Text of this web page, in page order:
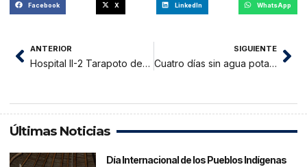
Facebook X LinkedIn WhatsApp
ANTERIOR
Hospital II-2 Tarapoto descarta fallecimiento por dengue tras resultados negativos de laboratorio
SIGUIENTE
Cuatro días sin agua potable afecta a vecinos de varios sectores de La Banda de Shilcayo
Últimas Noticias
Día Internacional de los Pueblos Indígenas